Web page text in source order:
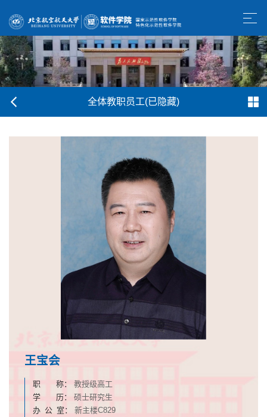
全体教职员工(已隐藏)
王宝会
职 称： 教授级高工
学 历： 硕士研究生
办 公 室： 新主楼C829